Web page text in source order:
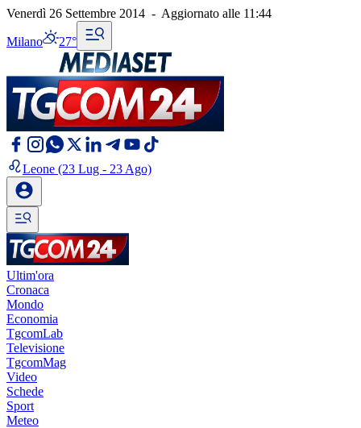
Venerdì 26 Settembre 2014 - Aggiornato alle 11:44
Milano 27°
Leone (23 Lug - 23 Ago)
Ultim'ora
Cronaca
Mondo
Economia
TgcomLab
Televisione
TgcomMag
Video
Schede
Sport
Meteo